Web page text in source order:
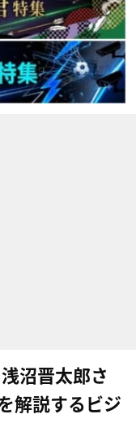
沼晋太郎さ
解説するビジ